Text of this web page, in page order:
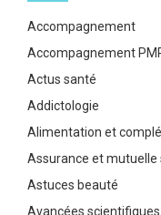
Accompagnement
Accompagnement
Actus santé
Addictologie
Alimentation et
Assurance et mutuelle
Astuces beauté
Avancées scientifiques